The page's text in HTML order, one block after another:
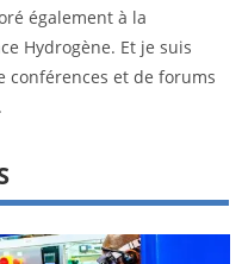
également à la
Hydrogène. Et je suis
conférences et de forums